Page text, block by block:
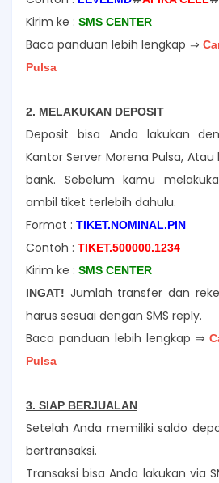
Kirim ke : SMS CENTER
Baca panduan lebih lengkap ⇒
Pulsa
2. MELAKUKAN DEPOSIT
Deposit bisa Anda lakukan
Kantor Server Morena Pulsa,
bank. Sebelum kamu
ambil tiket terlebih dahulu.
Format : TIKET.NOMINAL.PIN
Contoh : TIKET.500000.1234
Kirim ke : SMS CENTER
INGAT! Jumlah transfer dan
harus sesuai dengan SMS reply.
Baca panduan lebih lengkap ⇒
Pulsa
3. SIAP BERJUALAN
Setelah Anda memiliki saldo
bertransaksi.
Transaksi bisa Anda lakukan via